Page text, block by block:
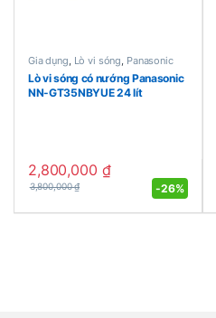
Gia dụng, Lò vi sóng, Panasonic
Lò vi sóng có nướng Panasonic
NN-GT35NBYUE 24 lít
2,800,000 ₫
3,800,000₫ -26%